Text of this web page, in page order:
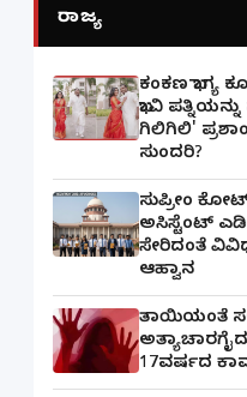
ರಾಜ್ಯ
ಕಂಕಣ ಭಾಗ್ಯ
ಭಾವಿ
ಗಿಲಿಗಿಲಿ'
ಸುಂದರಿ?
ಸುಪ್ರೀಂ
ಅಸಿಸ್ಟೆಂಟ್
ಸೇರಿದಂತೆ
ಆಹ್ವಾನ
ತಾಯಿಯಂತೆ
17ವರ್ಷದ